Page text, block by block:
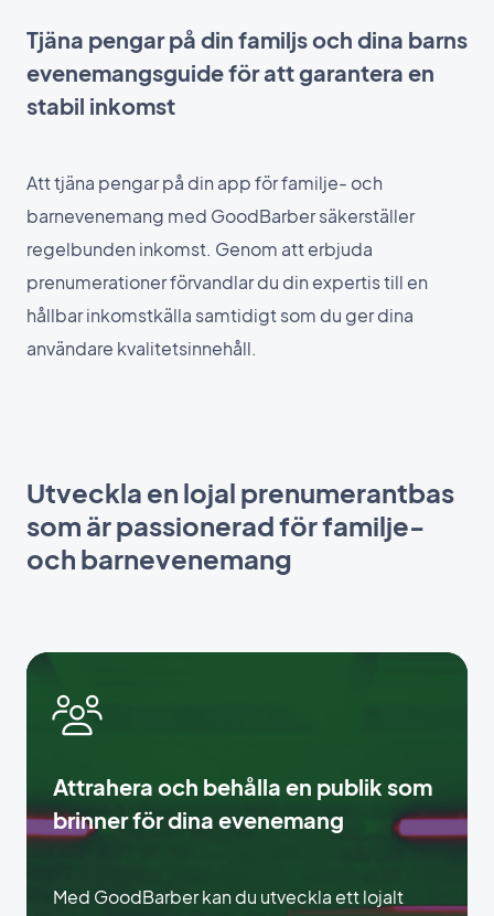
Tjäna pengar på din familjs och dina barns
evenemangsguide för att garantera en
stabil inkomst
Att tjäna pengar på din app för familje- och
barnevenemang med GoodBarber säkerställer
regelbunden inkomst. Genom att erbjuda
prenumerationer förvandlar du din expertis till en
hållbar inkomstkälla samtidigt som du ger dina
användare kvalitetsinnehåll.
Utveckla en lojal prenumerantbas
som är passionerad för familje-
och barnevenemang
Attrahera och behålla en publik som
brinner för dina evenemang
Med GoodBarber kan du utveckla ett lojalt